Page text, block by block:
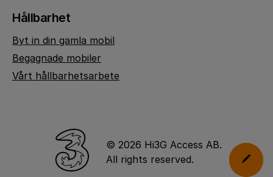
Hållbarhet
Byt in din gamla mobil
Begagnade mobiler
Vårt hållbarhetsarbete
© 2026 Hi3G Access AB.
All rights reserved.